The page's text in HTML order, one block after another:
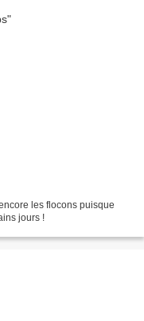
les flocons puisque
jours !